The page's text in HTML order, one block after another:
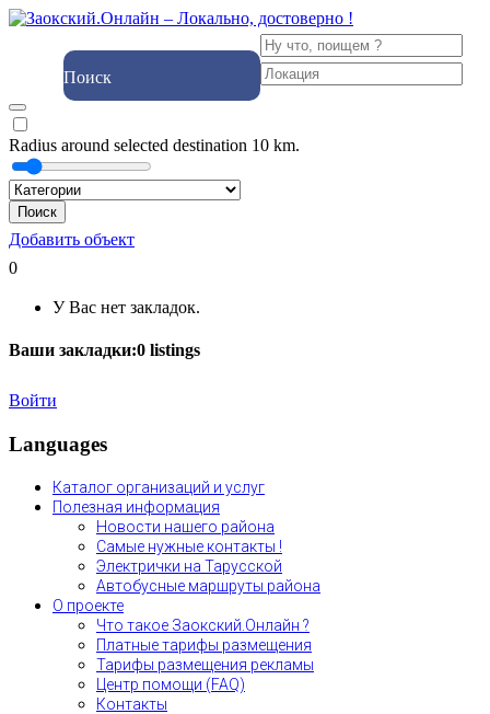
Поиск
Radius around selected destination 10 km.
Поиск
Добавить объект
0
У Вас нет закладок.
Ваши закладки:0 listings
Войти
Languages
Каталог организаций и услуг
Полезная информация
Новости нашего района
Самые нужные контакты !
Электрички на Тарусской
Автобусные маршруты района
О проекте
Что такое Заокский.Онлайн ?
Платные тарифы размещения
Тарифы размещения рекламы
Центр помощи (FAQ)
Контакты